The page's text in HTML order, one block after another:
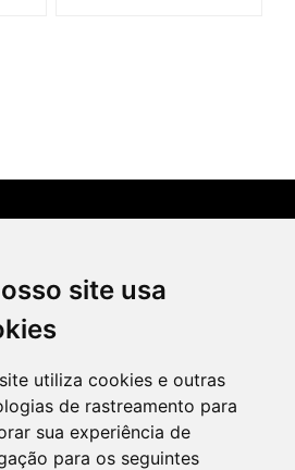
site usa
utiliza cookies e outras
de rastreamento para
sua experiência de
para os seguintes
CONTA